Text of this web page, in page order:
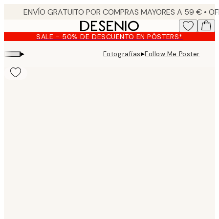
content.SALE - 50% DE DESCUENTO EN PÓSTERS*
▸ Fotografías▸Follow Me Poster